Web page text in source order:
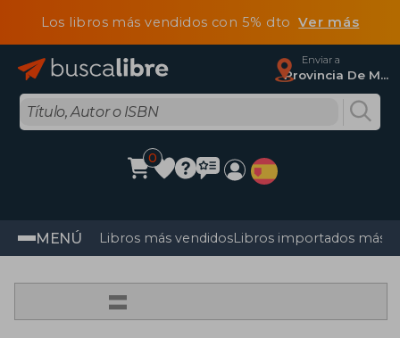
Los libros más vendidos con 5% dtoVer más
Enviar a
Provincia De Madrid
0
MENÚ Libros más vendidosLibros importados más
=